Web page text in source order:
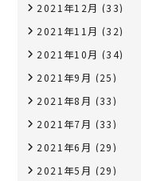
2021年12月 (33)
2021年11月 (32)
2021年10月 (34)
2021年9月 (25)
2021年8月 (33)
2021年7月 (33)
2021年6月 (29)
2021年5月 (29)